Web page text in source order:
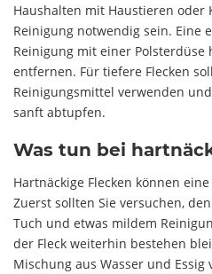
Haushalten mit Haustieren oder
Reinigung notwendig sein. Eine
Reinigung mit einer Polsterdüse
entfernen. Für tiefere Flecken
Reinigungsmittel verwenden
sanft abtupfen.
Was tun bei
Hartnäckige Flecken können
Zuerst sollten Sie versuchen,
Tuch und etwas mildem
der Fleck weiterhin bestehen
Mischung aus Wasser und Essig